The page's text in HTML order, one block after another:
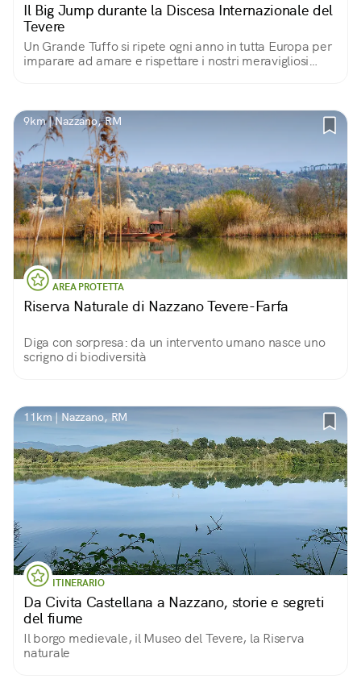
Il Big Jump durante la Discesa Internazionale del
Tevere
Un Grande Tuffo si ripete ogni anno in tutta Europa per
imparare ad amare e rispettare i nostri meravigliosi
9km | Nazzano, RM
AREA PROTETTA
Riserva Naturale di Nazzano Tevere-Farfa
Diga con sorpresa: da un intervento umano nasce uno
scrigno di biodiversità
11km | Nazzano, RM
ITINERARIO
Da Civita Castellana a Nazzano, storie e segreti
del fiume
Il borgo medievale, il Museo del Tevere, la Riserva
naturale